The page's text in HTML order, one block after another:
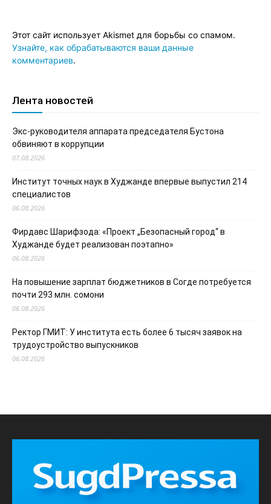
Этот сайт использует Akismet для борьбы со спамом.
Узнайте, как обрабатываются ваши данные
комментариев.
Лента новостей
Экс-руководителя аппарата председателя Бустона
обвиняют в коррупции
07.08.2026
Институт точных наук в Худжанде впервые выпустил 214
специалистов
06.08.2026
Фирдавс Шарифзода: «Проект „Безопасный город“ в
Худжанде будет реализован поэтапно»
06.08.2026
На повышение зарплат бюджетников в Согде потребуется
почти 293 млн. сомони
06.08.2026
Ректор ГМИТ: У института есть более 6 тысяч заявок на
трудоустройство выпускников
06.08.2026